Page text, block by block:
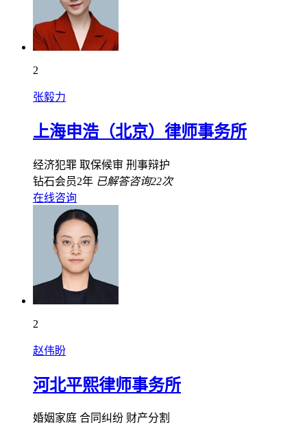
2
张毅力
上海申浩（北京）律师事务所
经济犯罪 取保候审 刑事辩护
钻石会员2年 已解答咨询22次
在线咨询
2
赵伟盼
河北平熙律师事务所
婚姻家庭 合同纠纷 财产分割